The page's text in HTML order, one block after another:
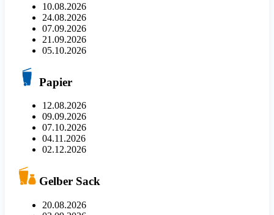
10.08.2026
24.08.2026
07.09.2026
21.09.2026
05.10.2026
Papier
12.08.2026
09.09.2026
07.10.2026
04.11.2026
02.12.2026
Gelber Sack
20.08.2026